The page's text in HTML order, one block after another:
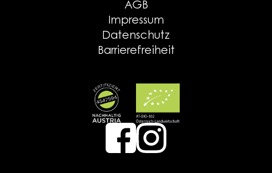
AGB
Impressum
Datenschutz
Barrierefreiheit